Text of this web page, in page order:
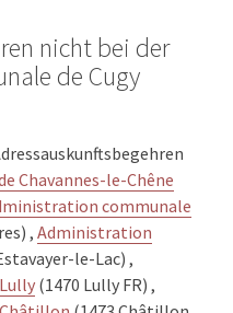
nicht bei der
de Cugy
Chavannes-le-Chêne
communale
,Administration
le-Lac) ,
(1470 Lully FR) ,